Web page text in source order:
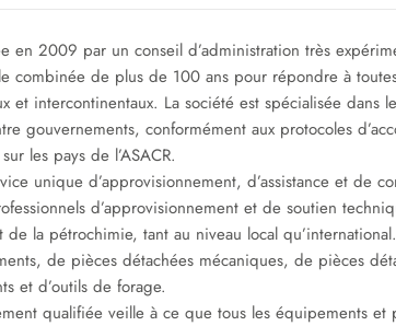
en 2009 par un conseil d’administration très
combinée de plus de 100 ans pour répondre à
et intercontinentaux. La société est spécialisée
gouvernements, conformément aux protocoles
les pays de l’ASACR.
unique d’approvisionnement, d’assistance et de
d’approvisionnement et de soutien
la pétrochimie, tant au niveau local
de pièces détachées mécaniques, de pièces
et d’outils de forage.
qualifiée veille à ce que tous les équipements et